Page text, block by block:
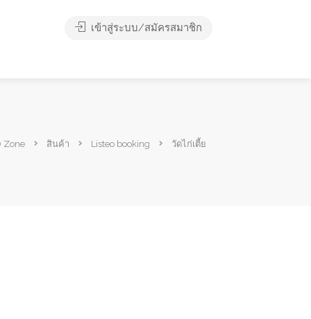
เข้าสู่ระบบ/สมัครสมาชิก
Zone สินค้า Listeo booking วัดไก่เตี้ย